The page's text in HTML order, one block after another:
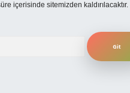
içerisinde sitemizden kaldırılacaktır.